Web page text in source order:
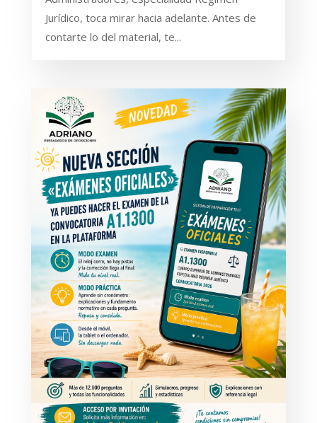
Jurídico, toca mirar hacia adelante. Antes de
contarte lo del material, te...